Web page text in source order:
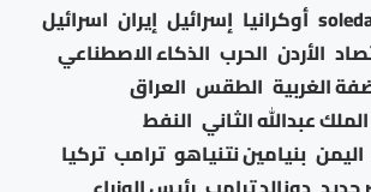
أوكرانيا إسرائيل إيران اسرائيل
الأردن الحرب الذكاء الاصطناعي
الغربية الطقس العراق
الملك عبدالله الثاني النفط
اليمن بنيامين نتنياهو ترامب تركيا